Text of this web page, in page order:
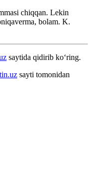
chiqqan. Lekin
bolam. K.
saytida qidirib ko‘ring.
sayti tomonidan